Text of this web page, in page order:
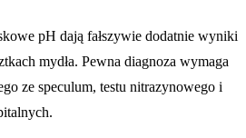
pH dają fałszywie dodatnie wyniki
mydła. Pewna diagnoza wymaga
ze speculum, testu nitrazynowego i